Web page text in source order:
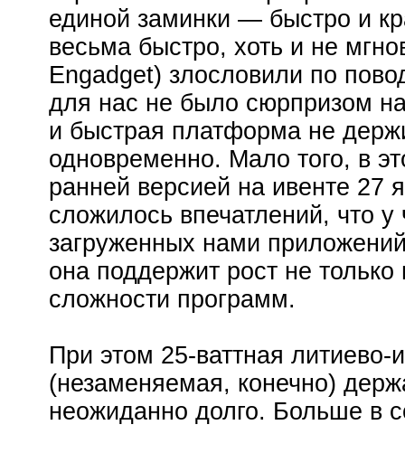
единой заминки — быстро и
весьма быстро, хоть и не
Engadget) злословили по
для нас не было сюрпризом
и быстрая платформа не
одновременно. Мало того, в
ранней версией на ивенте 27
сложилось впечатлений, что
загруженных нами
она поддержит рост не
сложности программ.
При этом 25-ваттная
(незаменяемая, конечно)
неожиданно долго. Больше в